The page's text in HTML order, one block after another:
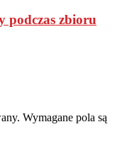
podczas zbioru
Wymagane pola są